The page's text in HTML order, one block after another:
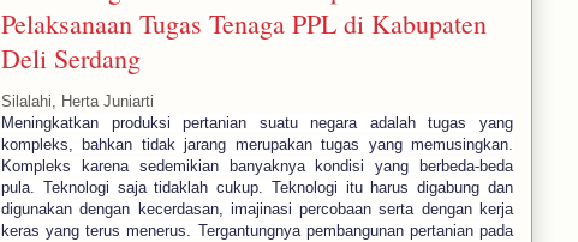
Pelaksanaan Tugas Tenaga PPL di Kabupaten
Deli Serdang
Silalahi, Herta Juniarti
Meningkatkan produksi pertanian suatu negara adalah tugas yang
kompleks, bahkan tidak jarang merupakan tugas yang memusingkan.
Kompleks karena sedemikian banyaknya kondisi yang berbeda-beda
pula. Teknologi saja tidaklah cukup. Teknologi itu harus digabung dan
digunakan dengan kecerdasan, imajinasi percobaan serta dengan kerja
keras yang terus menerus. Tergantungnya pembangunan pertanian pada